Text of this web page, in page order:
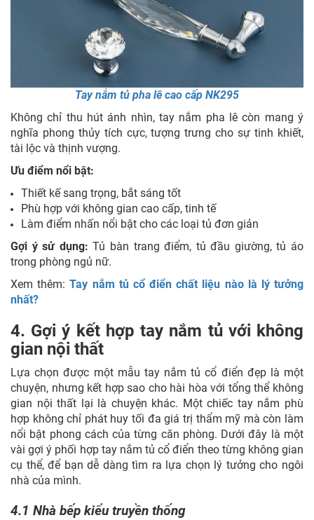
Tay nắm tủ pha lê cao cấp NK295
Không chỉ thu hút ánh nhìn, tay nắm pha lê còn mang ý
nghĩa phong thủy tích cực, tượng trưng cho sự tinh khiết,
tài lộc và thịnh vượng.
Ưu điểm nổi bật:
Thiết kế sang trọng, bắt sáng tốt
Phù hợp với không gian cao cấp, tinh tế
Làm điểm nhấn nổi bật cho các loại tủ đơn giản
Gợi ý sử dụng: Tủ bàn trang điểm, tủ đầu giường, tủ áo
trong phòng ngủ nữ.
Xem thêm:Tay nắm tủ cổ điển chất liệu nào là lý tưởng
nhất?
4. Gợi ý kết hợp tay nắm tủ với không
gian nội thất
Lựa chọn được một mẫu tay nắm tủ cổ điển đẹp là một
chuyện, nhưng kết hợp sao cho hài hòa với tổng thể không
gian nội thất lại là chuyện khác. Một chiếc tay nắm phù
hợp không chỉ phát huy tối đa giá trị thẩm mỹ mà còn làm
nổi bật phong cách của từng căn phòng. Dưới đây là một
vài gợi ý phối hợp tay nắm tủ cổ điển theo từng không gian
cụ thể, để bạn dễ dàng tìm ra lựa chọn lý tưởng cho ngôi
nhà của mình.
4.1 Nhà bếp kiểu truyền thống